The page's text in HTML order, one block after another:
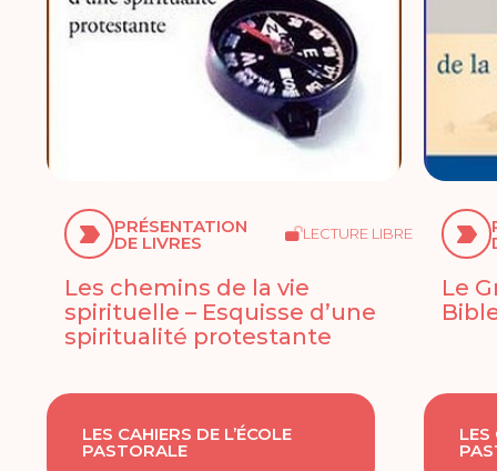
PRÉSENTATION
DE LIVRES LECTURE LIBRE
Les chemins de la vie
spirituelle – Esquisse d’une
spiritualité protestante
Le
LES CAHIERS DE L’ÉCOLE
PASTORALE
LES